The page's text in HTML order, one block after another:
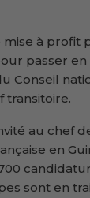
mise à profit
passer
Conseil
transitoire.
au chef
en
sont en